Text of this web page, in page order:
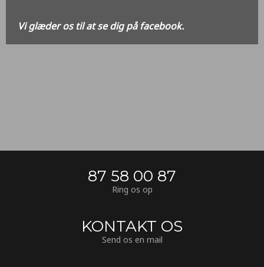
Vi glæder os til at se dig på facebook.
87 58 00 87
Ring os op
KONTAKT OS
Send os en mail